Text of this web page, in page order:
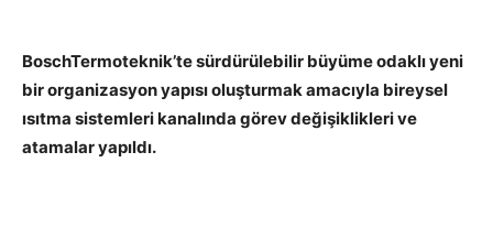
BoschTermoteknik’te sürdürülebilir büyüme odaklı yeni
bir organizasyon yapısı oluşturmak amacıyla bireysel
ısıtma sistemleri kanalında görev değişiklikleri ve
atamalar yapıldı.